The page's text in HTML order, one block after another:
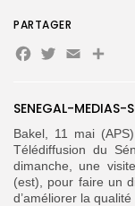
Search
for:
FR
SENEGAL-MEDIAS-
Bakel, 11 mai
Télédiffusion du
dimanche, une
(est), pour faire un
d’améliorer la qualité
PARTAGER
Facebook
Twitter
Email